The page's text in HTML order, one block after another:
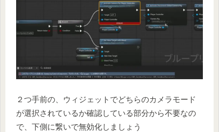
２つ手前の、ウィジェットでどちらのカメラモード
が選択されているか確認している部分から不要なの
で、下側に繋いで無効化しましょう